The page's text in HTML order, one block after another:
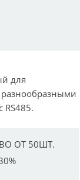
для
ОТ 50ШТ.